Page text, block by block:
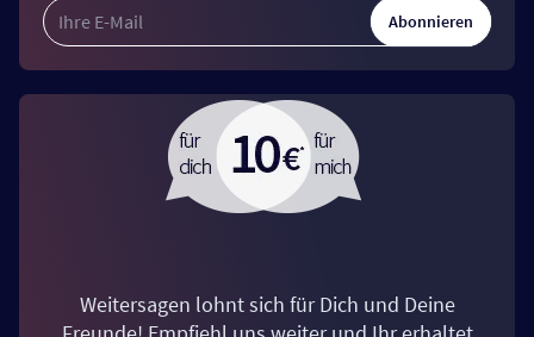
Abonnieren
Weitersagen lohnt sich für Dich und Deine